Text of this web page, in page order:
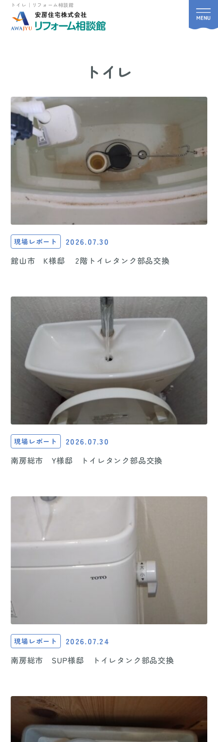
トイレ｜リフォーム相談館
トイレ
現場レポート 2026.07.30
館山市 K様邸 2階トイレタンク部品交換
現場レポート 2026.07.30
南房総市 Y様邸 トイレタンク部品交換
現場レポート 2026.07.24
南房総市 SUP様邸 トイレタンク部品交換